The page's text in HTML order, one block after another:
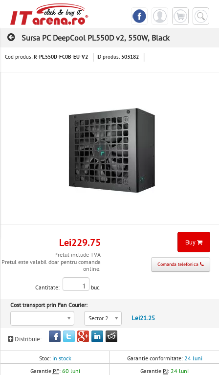
Sursa PC DeepCool PL550D v2, 550W, Black
Cod produs: R-PL550D-FC0B-EU-V2 ID produs: 503182
Lei229.75
Pretul include TVA
Pretul este valabil doar pentru comanda
online.
Cantitate: buc.
Buy
Comanda telefonica
Cost transport prin Fan Courier:
Sector 2
Lei21.25
Distribuie:
Stoc: in stock Garantie conformitate: 24 luni
Garantie PF: 60 luni Garantie PJ:24 luni